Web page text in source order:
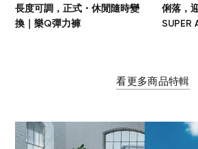
長度可調，正式・休閒隨時變
換｜樂Q彈力褲
俐落，
SUPER
看更多商品特輯